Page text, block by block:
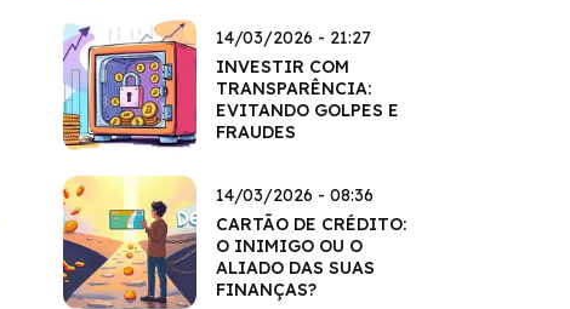
14/03/2026 - 21:27
INVESTIR COM
TRANSPARÊNCIA:
EVITANDO GOLPES E
FRAUDES
14/03/2026 - 08:36
CARTÃO DE CRÉDITO:
O INIMIGO OU O
ALIADO DAS SUAS
FINANÇAS?